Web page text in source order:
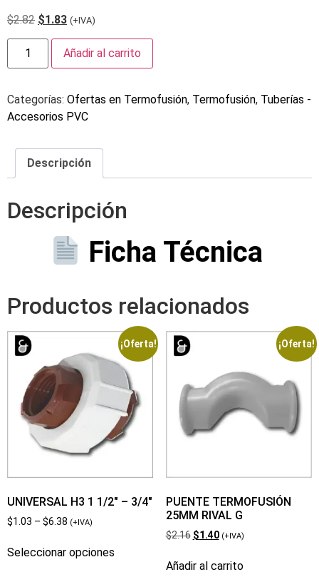
$2.82 $1.83 (+IVA)
Añadir al carrito
Categorías: Ofertas en Termofusión, Termofusión, Tuberías -
Accesorios PVC
Descripción
Descripción
Ficha Técnica
Productos relacionados
¡Oferta!
UNIVERSAL H3 1 1/2″ – 3/4″
$1.03 – $6.38 (+IVA)
Seleccionar opciones
¡Oferta!
PUENTE TERMOFUSIÓN
25MM RIVAL G
$2.16 $1.40 (+IVA)
Añadir al carrito